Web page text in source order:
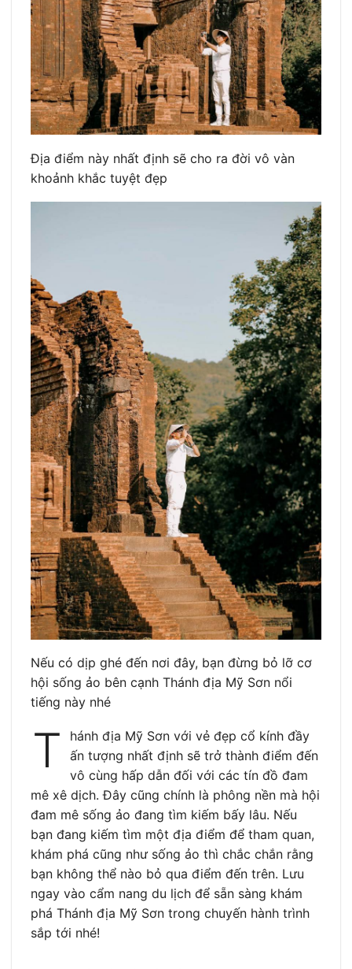
Địa điểm này nhất định sẽ cho ra đời vô vàn
khoảnh khắc tuyệt đẹp
Nếu có dịp ghé đến nơi đây, bạn đừng bỏ lỡ cơ
hội sống ảo bên cạnh Thánh địa Mỹ Sơn nổi
tiếng này nhé
T
hánh địa Mỹ Sơn với vẻ đẹp cổ kính đầy
ấn tượng nhất định sẽ trở thành điểm đến
vô cùng hấp dẫn đối với các tín đồ đam
mê xê dịch. Đây cũng chính là phông nền mà hội
đam mê sống ảo đang tìm kiếm bấy lâu. Nếu
bạn đang kiếm tìm một địa điểm để tham quan,
khám phá cũng như sống ảo thì chắc chắn rằng
bạn không thể nào bỏ qua điểm đến trên. Lưu
ngay vào cẩm nang du lịch để sẵn sàng khám
phá Thánh địa Mỹ Sơn trong chuyến hành trình
sắp tới nhé!